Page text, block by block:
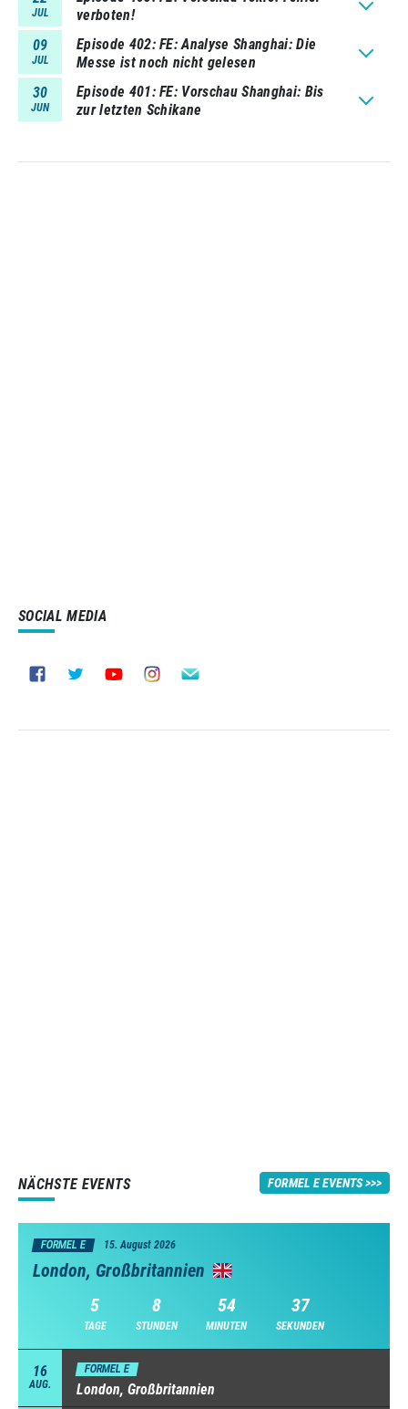
JUL
verboten!
09
JUL
Episode 402 FE: Analyse Shanghai: Die
Messe ist noch nicht gelesen
30
JUN
Episode 401 FE: Vorschau Shanghai: Bis
zur letzten Schikane
SOCIAL MEDIA
NÄCHSTE EVENTS FORMEL E EVENTS
FORMEL E 15. August 2026
London, Großbritannien
5
TAGE
8
STUNDEN
54
MINUTEN
36
SEKUNDEN
16
AUG.
FORMEL E
London, Großbritannien